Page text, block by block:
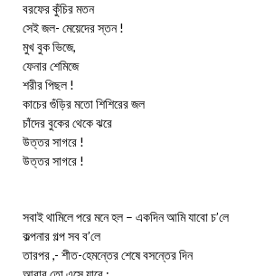
বরফের কুঁচির মতন
সেই জল- মেয়েদের স্তন !
মুখ বুক ভিজে,
ফেনার শেমিজে
শরীর পিছল !
কাচের গুঁড়ির মতো শিশিরের জল
চাঁদের বুকের থেকে ঝরে
উত্তর সাগরে !
উত্তর সাগরে !
সবাই থামিলে পরে মনে হল – একদিন আমি যাবো চ’লে
কল্পনার গল্প সব ব’লে
তারপর ,- শীত-হেমন্তের শেষে বসন্তের দিন